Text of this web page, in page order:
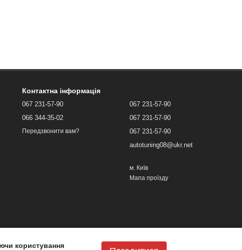
Контактна інформація
067 231-57-90
066 344-35-02
Передзвонити вам?
067 231-57-90
067 231-57-90
067 231-57-90
autotuning08@ukr.net
м. Київ
Мапа проїзду
користування